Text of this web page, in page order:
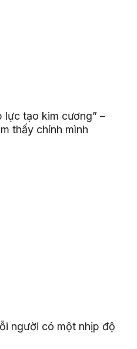
lực tạo kim cương” –
thấy chính mình
người có một nhịp độ